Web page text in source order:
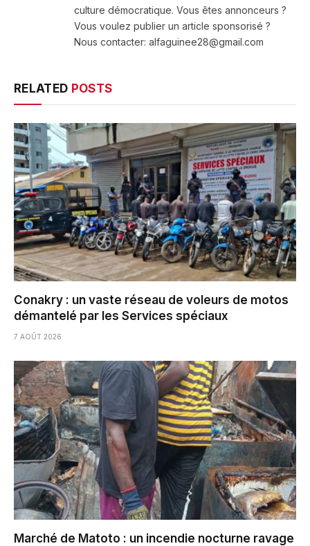
culture démocratique. Vous êtes annonceurs ?
Vous voulez publier un article sponsorisé ?
Nous contacter: alfaguinee28@gmail.com
RELATED POSTS
Conakry : un vaste réseau de voleurs de motos
démantelé par les Services spéciaux
7 AOÛT 2026
Marché de Matoto : un incendie nocturne ravage